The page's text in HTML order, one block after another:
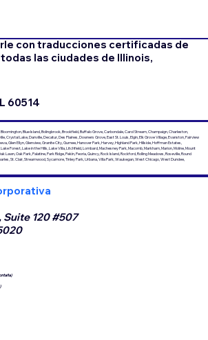
con traducciones certificadas de
las ciudades de Illinois,
60514
Blue Island, Bolingbrook, Brookfield, Buffalo Grove, Carbondale, Carol Stream, Champaign, Charleston,
Crystal Lake, Danville, Decatur, Des Plaines, Downers Grove, East St. Louis, Elgin, Elk Grove Village, Evanston, Fairview
Glen Ellyn, Glenview, Granite City, Gurnee, Hanover Park, Harvey, Highland Park, Hillside, Hoffman Estates,
Forest, Lake in the Hills, Lake Villa, Litchfield, Lombard, Machesney Park, Macomb, Markham, Marion, Moline, Mount
Lawn, Oak Park, Palatine, Park Ridge, Pekín, Peoria, Quincy, Rock Island, Rockford, Rolling Meadows, Roseville, Round
St. Clair, Streamwood, Sycamore, Tinley Park, Urbana, Villa Park, Waukegan, West Chicago, West Dundee,
Suite 120 #507